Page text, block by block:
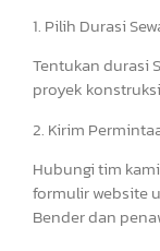
1. Pilih Durasi
Tentukan durasi
proyek
2. Kirim
Hubungi tim
formulir website
Bender dan